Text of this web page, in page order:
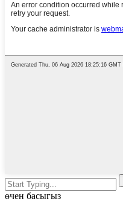
өчен басыгыз